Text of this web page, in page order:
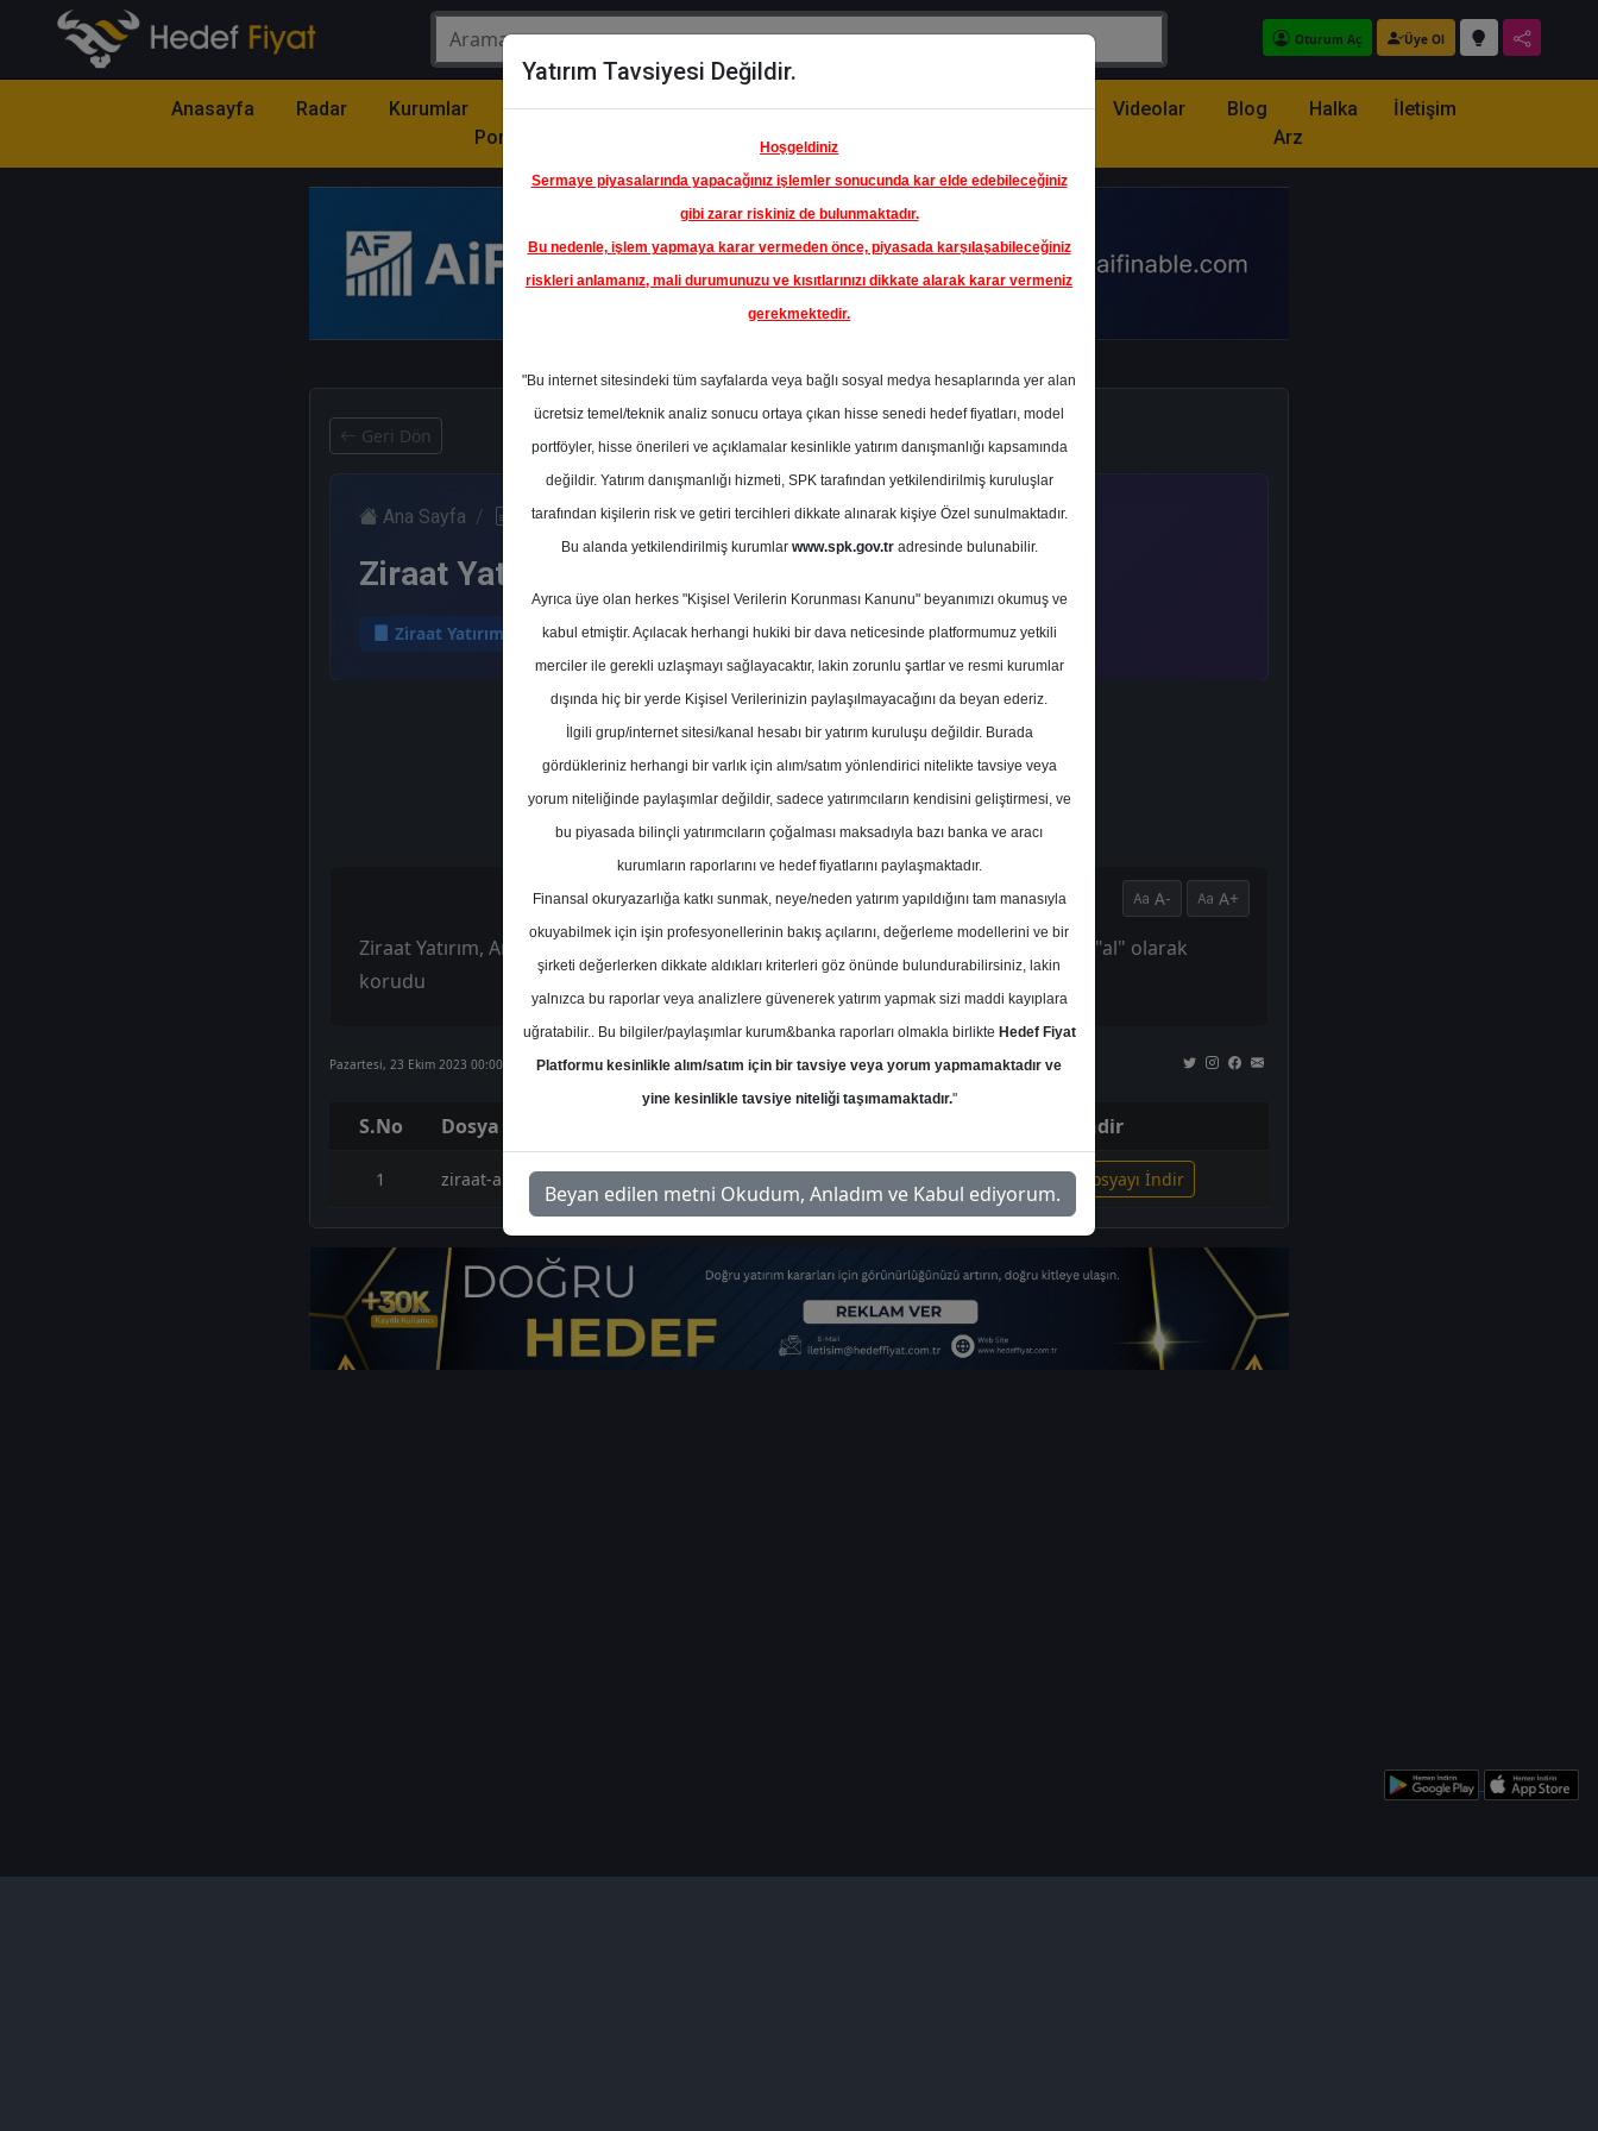
Oturum Aç Üye Ol
Anasayfa Radar Kurumlar
Model
Portföy
Hisse
Öne
Çıkanlar
Raporlar Partnerlerimiz Videolar Blog
Halka
Arz
İletişim
Geri Dön
Ana Sayfa Raporlar Ziraat Yatırım Rapor Detay
Ziraat Yatırım - Arçelik Raporu 23.10.2023
Ziraat Yatırım 23 Ekim 2023
A- A+
Ziraat Yatırım, Arçelik için hedef fiyatını 195,2 TL'den 210 TL'ye yükseltti, tavsiyesini "al" olarak
korudu
Pazartesi, 23 Ekim 2023 00:00
S.No Dosya Adı İndir
1 ziraat-arcelik-hedef-fiyat-23-10-2023 İlgili Dosyayı İndir
Yatırım Tavsiyesi Değildir.
Hoşgeldiniz
Sermaye piyasalarında yapacağınız işlemler sonucunda kar elde edebileceğiniz
gibi zarar riskiniz de bulunmaktadır.
Bu nedenle, işlem yapmaya karar vermeden önce, piyasada karşılaşabileceğiniz
riskleri anlamanız, mali durumunuzu ve kısıtlarınızı dikkate alarak karar vermeniz
gerekmektedir.
"Bu internet sitesindeki tüm sayfalarda veya bağlı sosyal medya hesaplarında yer alan
ücretsiz temel/teknik analiz sonucu ortaya çıkan hisse senedi hedef fiyatları, model
portföyler, hisse önerileri ve açıklamalar kesinlikle yatırım danışmanlığı kapsamında
değildir. Yatırım danışmanlığı hizmeti, SPK tarafından yetkilendirilmiş kuruluşlar
tarafından kişilerin risk ve getiri tercihleri dikkate alınarak kişiye Özel sunulmaktadır.
Bu alanda yetkilendirilmiş kurumlar www.spk.gov.tradresinde bulunabilir.
Ayrıca üye olan herkes "Kişisel Verilerin Korunması Kanunu" beyanımızı okumuş ve
kabul etmiştir. Açılacak herhangi hukiki bir dava neticesinde platformumuz yetkili
merciler ile gerekli uzlaşmayı sağlayacaktır, lakin zorunlu şartlar ve resmi kurumlar
dışında hiç bir yerde Kişisel Verilerinizin paylaşılmayacağını da beyan ederiz.
İlgili grup/internet sitesi/kanal hesabı bir yatırım kuruluşu değildir. Burada
gördükleriniz herhangi bir varlık için alım/satım yönlendirici nitelikte tavsiye veya
yorum niteliğinde paylaşımlar değildir, sadece yatırımcıların kendisini geliştirmesi, ve
bu piyasada bilinçli yatırımcıların çoğalması maksadıyla bazı banka ve aracı
kurumların raporlarını ve hedef fiyatlarını paylaşmaktadır.
Finansal okuryazarlığa katkı sunmak, neye/neden yatırım yapıldığını tam manasıyla
okuyabilmek için işin profesyonellerinin bakış açılarını, değerleme modellerini ve bir
şirketi değerlerken dikkate aldıkları kriterleri göz önünde bulundurabilirsiniz, lakin
yalnızca bu raporlar veya analizlere güvenerek yatırım yapmak sizi maddi kayıplara
uğratabilir.. Bu bilgiler/paylaşımlar kurum&banka raporları olmakla birlikte Hedef Fiyat
Platformu kesinlikle alım/satım için bir tavsiye veya yorum yapmamaktadır ve
yine kesinlikle tavsiye niteliği taşımamaktadır."
Beyan edilen metni Okudum, Anladım ve Kabul ediyorum.